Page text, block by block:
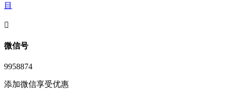
目
󦘖
微信号
9958874
添加微信享受优惠